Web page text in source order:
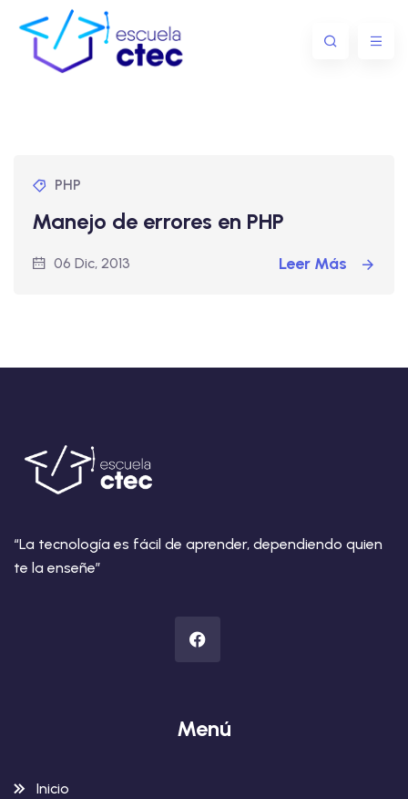
PHP
Manejo de errores en PHP
06 Dic, 2013 Leer Más
“La tecnología es fácil de aprender, dependiendo quien
te la enseñe”
Menú
Inicio